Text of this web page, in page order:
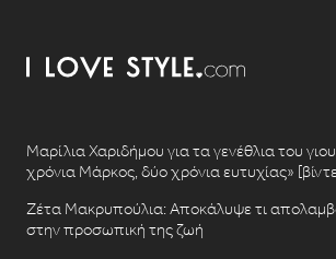
Μαρίλια Χαριδήμου για τα γενέθλια του
χρόνια Μάρκος, δύο χρόνια ευτυχίας»
Ζέτα Μακρυπούλια: Αποκάλυψε τι
στην προσωπική της ζωή